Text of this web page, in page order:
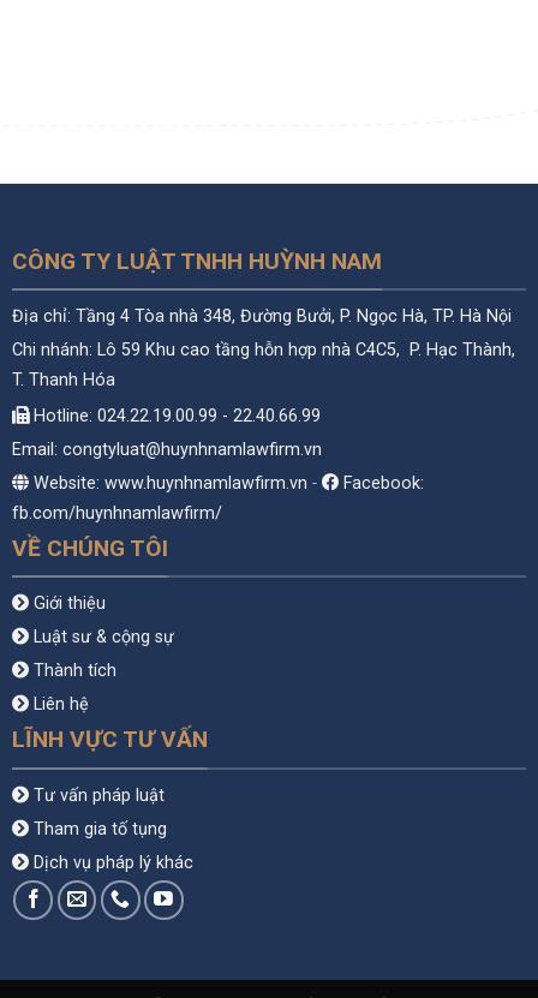
CÔNG TY LUẬT TNHH HUỲNH NAM
Địa chỉ: Tầng 4 Tòa nhà 348, Đường Bưởi, P. Ngọc Hà, TP. Hà Nội
Chi nhánh: Lô 59 Khu cao tầng hỗn hợp nhà C4C5, P. Hạc Thành,
T. Thanh Hóa
Hotline: 024.22.19.00.99 - 22.40.66.99
Email: congtyluat@huynhnamlawfirm.vn
Website: www.huynhnamlawfirm.vn -
Facebook:
fb.com/huynhnamlawfirm/
VỀ CHÚNG TÔI
Giới thiệu
Luật sư & cộng sự
Thành tích
Liên hệ
LĨNH VỰC TƯ VẤN
Tư vấn pháp luật
Tham gia tố tụng
Dịch vụ pháp lý khác